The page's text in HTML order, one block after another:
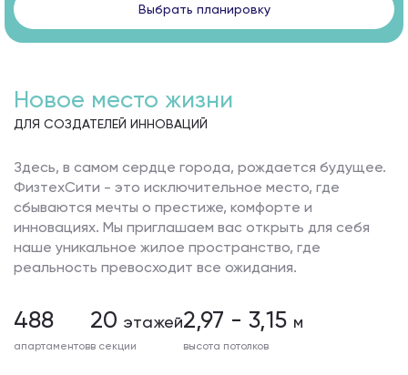
Выбрать планировку
Новое место жизни
ДЛЯ СОЗДАТЕЛЕЙ ИННОВАЦИЙ
Здесь, в самом сердце города, рождается будущее.
ФизтехСити - это исключительное место, где
сбываются мечты о престиже, комфорте и
инновациях. Мы приглашаем вас открыть для себя
наше уникальное жилое пространство, где
реальность превосходит все ожидания.
488
апартаментов
20 этажей
в секции
2,97 - 3,15 м
высота потолков